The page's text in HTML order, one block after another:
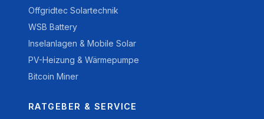
Offgridtec Solartechnik
WSB Battery
Inselanlagen & Mobile Solar
PV-Heizung & Wärmepumpe
Bitcoin Miner
RATGEBER & SERVICE